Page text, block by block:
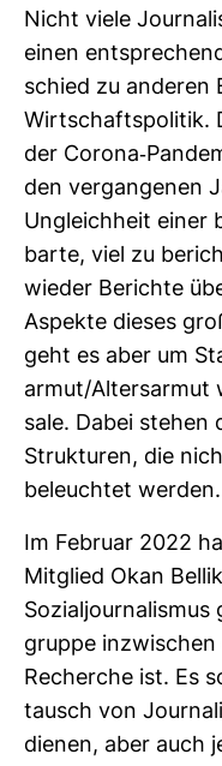
Nicht viele
einen
schied zu anderen
Wirt­schafts­po­litik.
der Corona-​
den ver­gan­genen
Ungleich­heit
barte, viel zu
wieder Berichte
Aspekte dieses
geht es aber um
armut/Alters­armut
sale. Dabei stehen
Struk­turen, die
beleuchtet werden.
Im Februar 2022
Mit­glied Okan
gruppe
Recherche ist. Es
tausch von
dienen, aber auch